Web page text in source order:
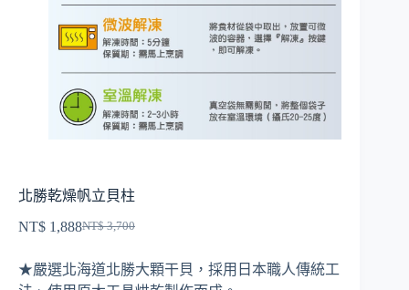
北勝乾燥帆立貝柱
NT$3,700
始
價
NT$ 1,888
前
價
★嚴選北海道北勝大顆干貝，採用日本職人傳統工